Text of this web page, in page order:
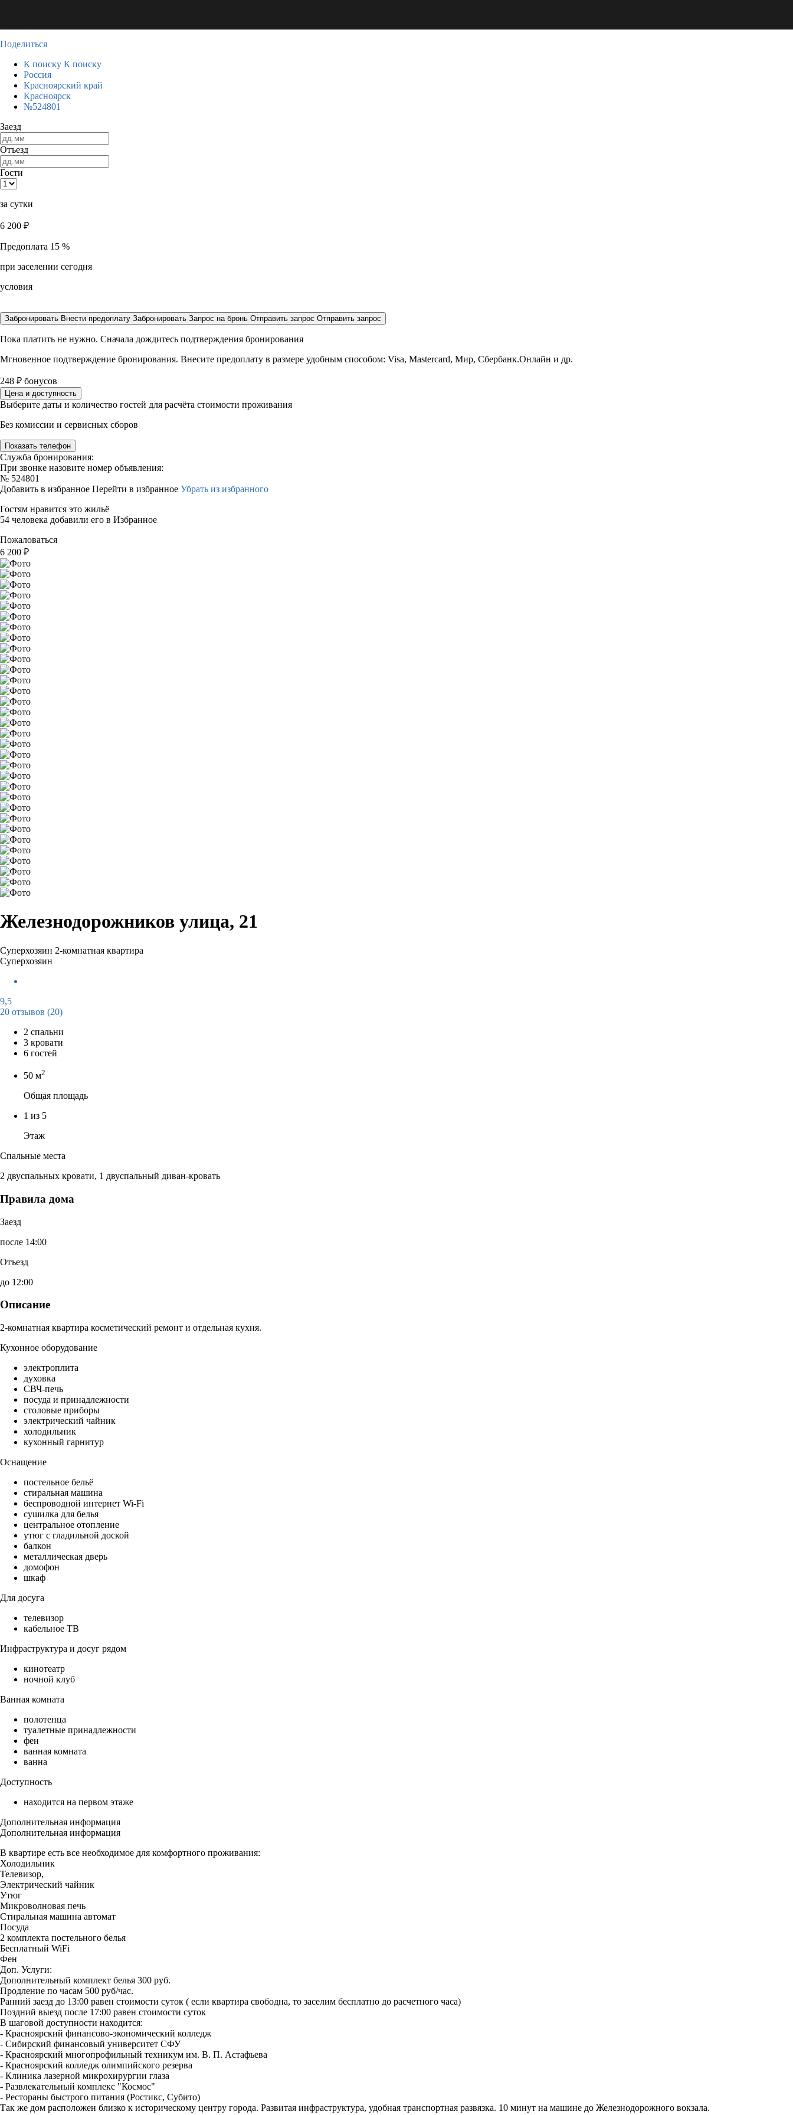
Поделиться
К поиску К поиску
Россия
Красноярский край
Красноярск
№524801
Заезд
Отъезд
Гости
за сутки
6 200 ₽
Предоплата 15 %
при заселении сегодня
условия
Забронировать Внести предоплату Забронировать Запрос на бронь Отправить запрос Отправить запрос
Пока платить не нужно. Сначала дождитесь подтверждения бронирования
Мгновенное подтверждение бронирования. Внесите предоплату в размере удобным способом: Visa, Mastercard, Мир, Сбербанк.Онлайн и др.
248 ₽ бонусов
Цена и доступность
Выберите даты и количество гостей для расчёта стоимости проживания
Без комиссии и сервисных сборов
Показать телефон
Служба бронирования:
При звонке назовите номер объявления:
№ 524801
Добавить в избранное Перейти в избранное Убрать из избранного
Гостям нравится это жильё
54 человека добавили его в Избранное
Пожаловаться
6 200 ₽
Железнодорожников улица, 21
Суперхозяин 2-комнатная квартира
Суперхозяин
9,5
20 отзывов (20)
2 спальни
3 кровати
6 гостей
50 м2
Общая площадь
1 из 5
Этаж
Спальные места
2 двуспальных кровати, 1 двуспальный диван-кровать
Правила дома
Заезд
после 14:00
Отъезд
до 12:00
Описание
2-комнатная квартира косметический ремонт и отдельная кухня.
Кухонное оборудование
электроплита
духовка
СВЧ-печь
посуда и принадлежности
столовые приборы
электрический чайник
холодильник
кухонный гарнитур
Оснащение
постельное бельё
стиральная машина
беспроводной интернет Wi-Fi
сушилка для белья
центральное отопление
утюг с гладильной доской
балкон
металлическая дверь
домофон
шкаф
Для досуга
телевизор
кабельное ТВ
Инфраструктура и досуг рядом
кинотеатр
ночной клуб
Ванная комната
полотенца
туалетные принадлежности
фен
ванная комната
ванна
Доступность
находится на первом этаже
Дополнительная информация
Дополнительная информация
В квартире есть все необходимое для комфортного проживания:
Холодильник
Телевизор,
Электрический чайник
Утюг
Микроволновая печь
Стиральная машина автомат
Посуда
2 комплекта постельного белья
Бесплатный WiFi
Фен
Доп. Услуги:
Дополнительный комплект белья 300 руб.
Продление по часам 500 руб/час.
Ранний заезд до 13:00 равен стоимости суток ( если квартира свободна, то заселим бесплатно до расчетного часа)
Поздний выезд после 17:00 равен стоимости суток
В шаговой доступности находится:
- Красноярский финансово-экономический колледж
- Сибирский финансовый университет СФУ
- Красноярский многопрофильный техникум им. В. П. Астафьева
- Красноярский колледж олимпийского резерва
- Клиника лазерной микрохирургии глаза
- Развлекательный комплекс "Космос"
- Рестораны быстрого питания (Ростикс, Субито)
Так же дом расположен близко к историческому центру города. Развитая инфраструктура, удобная транспортная развязка. 10 минут на машине до Железнодорожного вокзала.